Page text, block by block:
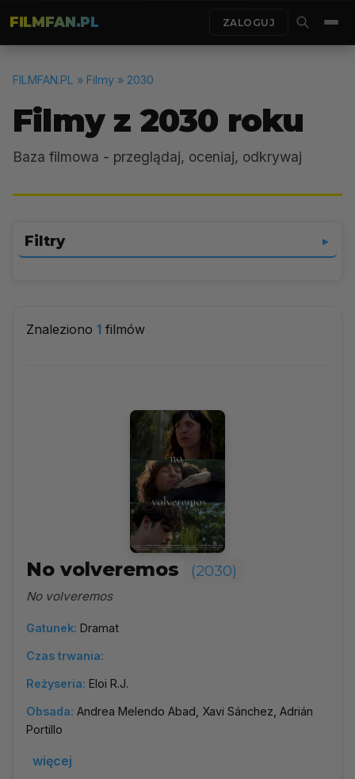
FILMFAN.PL ZALOGUJ
FILMFAN.PL » Filmy » 2030
Filmy z 2030 roku
Baza filmowa - przeglądaj, oceniaj, odkrywaj
Filtry ▼
Znaleziono 1 filmów
No volveremos (2030)
No volveremos
Gatunek: Dramat
Czas trwania:
Reżyseria: Eloi R.J.
Obsada: Andrea Melendo Abad, Xavi Sánchez, Adrián
Portillo
więcej